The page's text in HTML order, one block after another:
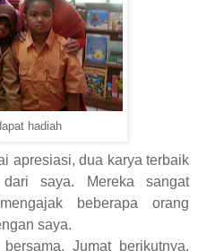
hadiah
apresiasi, dua karya terbaik
saya. Mereka sangat
beberapa orang
saya.
Jumat berikutnya,